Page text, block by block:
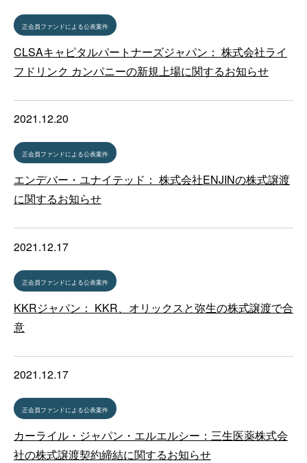
正会員ファンドによる公表案件
CLSAキャピタルパートナーズジャパン： 株式会社ライ
フドリンク カンパニーの新規上場に関するお知らせ
2021.12.20
正会員ファンドによる公表案件
エンデバー・ユナイテッド： 株式会社ENJINの株式譲渡
に関するお知らせ
2021.12.17
正会員ファンドによる公表案件
KKRジャパン： KKR、オリックスと弥生の株式譲渡で合
意
2021.12.17
正会員ファンドによる公表案件
カーライル・ジャパン・エルエルシー：三生医薬株式会
社の株式譲渡契約締結に関するお知らせ